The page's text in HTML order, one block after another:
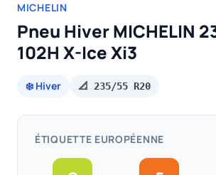
MICHELIN
Pneu Hiver MICHELIN
102H X-Ice Xi3
❄️ Hiver 📐 235/55 R20
ÉTIQUETTE EUROPÉENNE